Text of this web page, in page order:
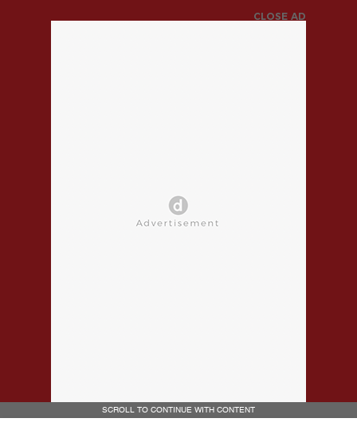
CLOSE AD
SCROLL TO CONTINUE WITH CONTENT